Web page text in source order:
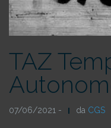
TAZ
07/06/2021 - da CGS